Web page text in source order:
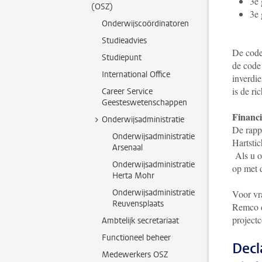
(OSZ)
Onderwijscoördinatoren
Studieadvies
Studiepunt
International Office
Career Service
Geesteswetenschappen
Onderwijsadministratie
Onderwijsadministratie
Arsenaal
Onderwijsadministratie
Herta Mohr
Onderwijsadministratie
Reuvensplaats
Ambtelijk secretariaat
Functioneel beheer
Medewerkers OSZ
3e
De
de
is de
De
Als u
op met
Voor
Remco